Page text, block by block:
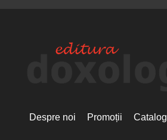
Despre noi Promoții Catalog